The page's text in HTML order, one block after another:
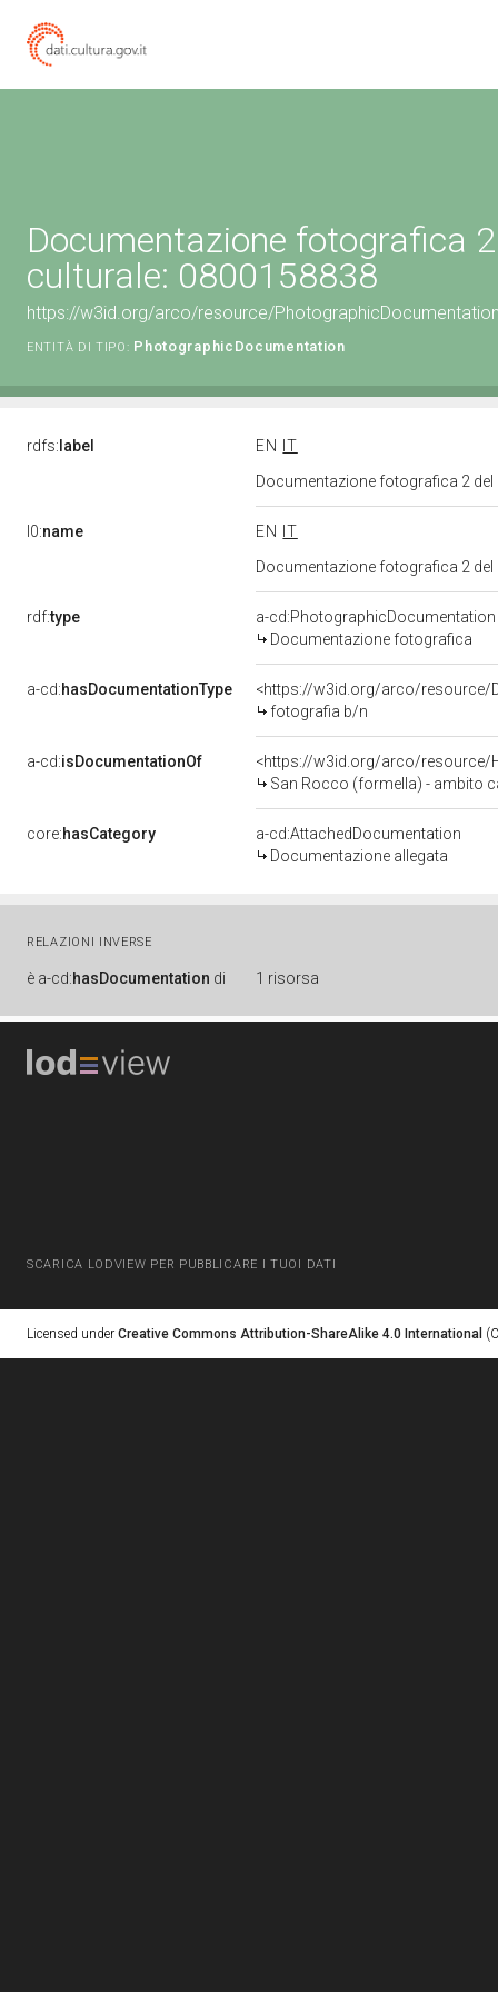
Documentazione fotografica
culturale: 0800158838
https://w3id.org/arco/resource/
ENTITÀ DI TIPO: PhotographicDocumentation
rdfs: label EN
IT
Documentazione fotografica 2
l0:name EN
IT
Documentazione fotografica 2
rdf:type
a-cd:PhotographicDocumentation
Documentazione fotografica
a-cd:hasDocumentationType
<https://w3id.org/arco/resource/
fotografia b/n
a-cd:isDocumentationOf
<https://w3id.org/arco/resource/
San Rocco (formella) - ambito
core:hasCategory
a-cd:AttachedDocumentation
Documentazione allegata
RELAZIONI INVERSE
è a-cd:hasDocumentation di 1 risorsa
SCARICA LODVIEW PER PUBBLICARE I TUOI DATI
Licensed under Creative Commons Attribution-ShareAlike 4.0 International